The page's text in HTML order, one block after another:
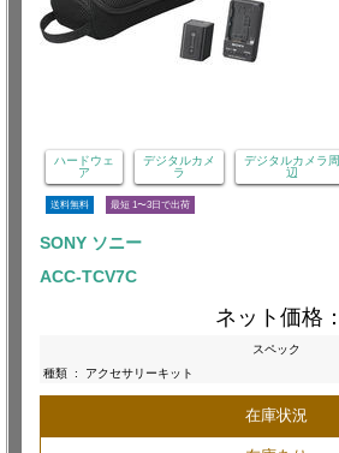
ハードウェ
ア
デジタルカメ
ラ
デジタルカメラ周
辺
送料無料 最短 1〜3日で出荷
SONY ソニー
ACC-TCV7C
ネット価格：
スペック
種類 : アクセサリーキット
在庫状況